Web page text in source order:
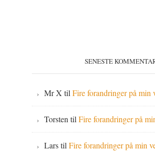
SENESTE
Mr X tilFire forandringer på min
Torsten tilFire forandringer på
LarstilFire forandringer på min